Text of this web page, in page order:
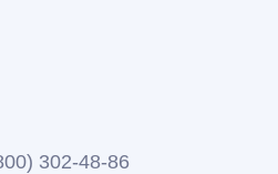
302-48-86